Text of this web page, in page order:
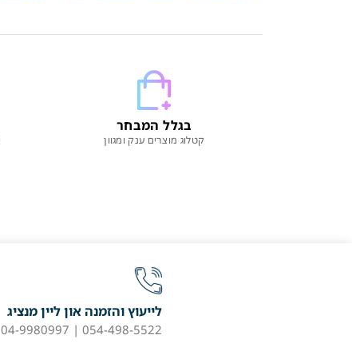
בגלל המבחר
קטלוג מוצרים ענק ומגוון
לייעוץ והזמנה און ליין מנציג
054-498-5522 | 04-9980997